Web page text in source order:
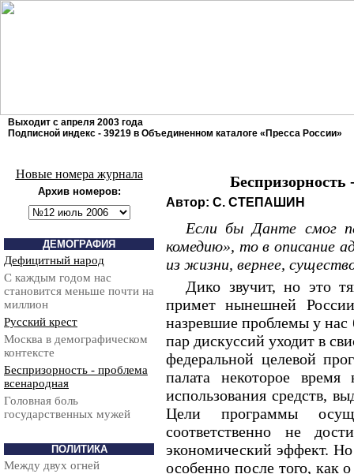
Выходит с апреля 2003 года
Подписной индекс - 39219 в Объединенном каталоге «Пресса России»
Новые номера журнала
Архив номеров:
ДЕМОГРАФИЯ
Дефицитный народ
С каждым годом нас
становится меньше почти на
миллион
Русский крест
Москва в демографическом
контексте
Беспризорность - проблема
всенародная
Головная боль
государственных мужей
ПОЛИТИКА
Между двух огней
Беспризорность
Автор: С. СТЕПАШИН
Если бы Данте смог
комедию», то в описание
из жизни, вернее,
Дико звучит, но это
примет нынешней
назревшие проблемы у нас
пар дискуссий уходит в
федеральной целевой
палата некоторое время
использования средств,
Цели программы
соответственно не
экономический эффект. Но
особенно после того, как